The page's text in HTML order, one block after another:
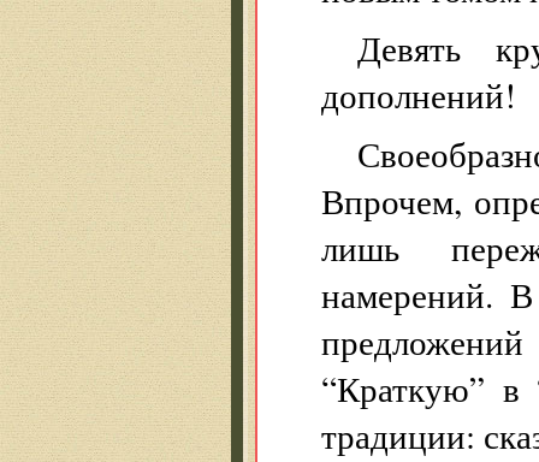
Девять
дополнений!
Впрочем,
лишь
намерений.
“Краткую”
традиции: